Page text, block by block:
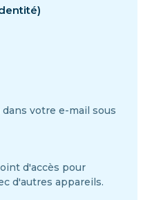
dans votre e-mail sous
d'accès pour
d'autres appareils.